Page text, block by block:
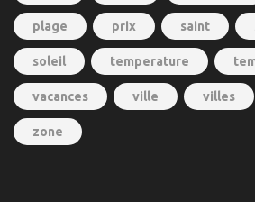
plage prix saint
soleil temperature
vacances ville villes
zone